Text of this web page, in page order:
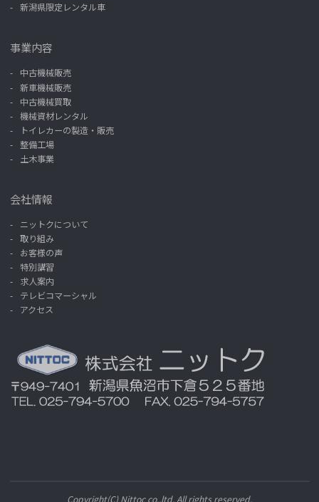
新潟県限定レンタル車
事業内容
中古機械販売
新車機械販売
中古機械買取
機械資材レンタル
トイレカーの製造・販売
整備工場
土木事業
会社情報
ニットクについて
取り組み
お客様の声
特別講習
求人案内
テレビコマーシャル
アクセス
Copyright(C) Nittoc co.,ltd. All rights reserved.